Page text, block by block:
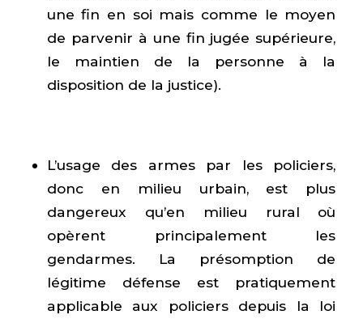
une fin en soi mais comme le moyen
de parvenir à une fin jugée supérieure,
le maintien de la personne à la
disposition de la justice).
L’usage des armes par les policiers,
donc en milieu urbain, est plus
dangereux qu’en milieu rural où
opèrent principalement les
gendarmes. La présomption de
légitime défense est pratiquement
applicable aux policiers depuis la loi